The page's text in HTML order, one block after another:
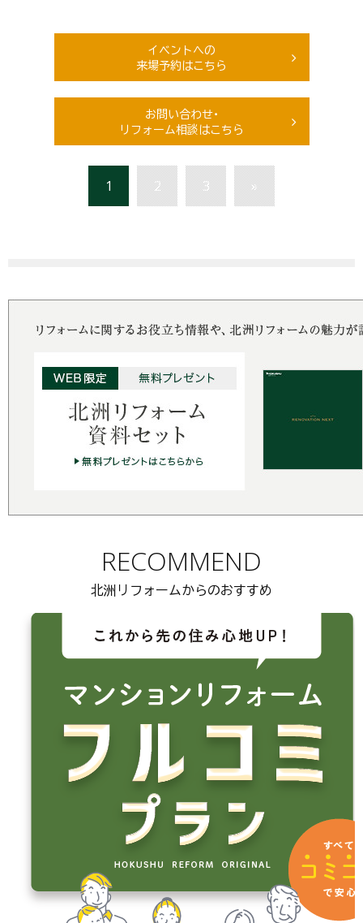
イベントへの
来場予約はこちら
お問い合わせ・
リフォーム相談はこちら
1 2 3 »
RECOMMEND
北洲リフォームからのおすすめ